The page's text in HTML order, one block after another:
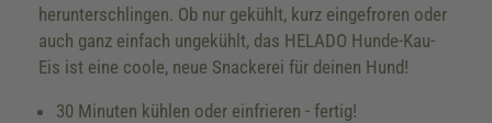
herunterschlingen. Ob nur gekühlt, kurz eingefroren oder
auch ganz einfach ungekühlt, das HELADO Hunde-Kau-
Eis ist eine coole, neue Snackerei für deinen Hund!
30 Minuten kühlen oder einfrieren - fertig!